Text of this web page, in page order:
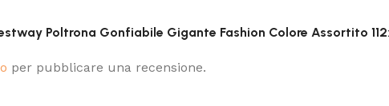
Poltrona Gonfiabile Gigante Fashion Colore Assortito
per pubblicare una recensione.